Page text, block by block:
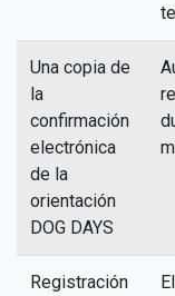
Una copia de
la
confirmación
electrónica
de la
orientación
DOG DAYS
Registración